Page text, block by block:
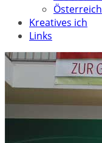
Österreich
Kreatives ich
Links